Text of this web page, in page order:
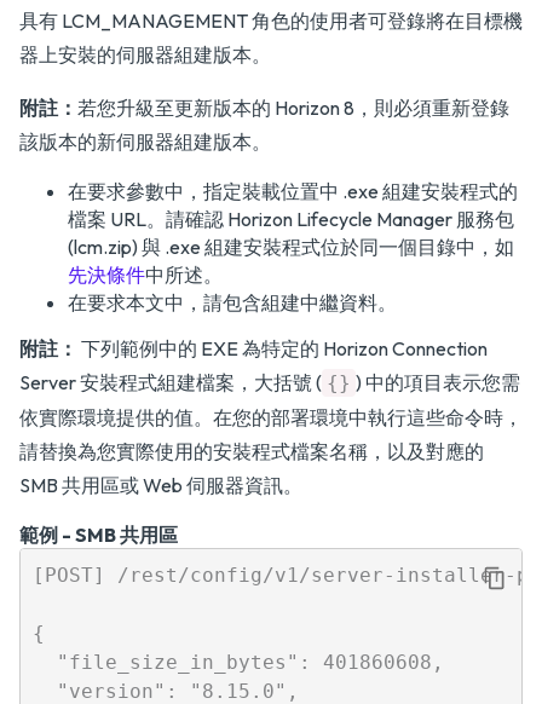
具有 LCM_MANAGEMENT 角色的使用者可登錄將在目標機
器上安裝的伺服器組建版本。
附註： 若您升級至更新版本的 Horizon 8，則必須重新登錄
該版本的新伺服器組建版本。
在要求參數中，指定裝載位置中 .exe 組建安裝程式的
檔案 URL。請確認 Horizon Lifecycle Manager 服務包
(lcm.zip) 與 .exe 組建安裝程式位於同一個目錄中，如
先決條件中所述。
在要求本文中，請包含組建中繼資料。
附註： 下列範例中的 EXE 為特定的 Horizon Connection
Server 安裝程式組建檔案，大括號 ( {} ) 中的項目表示您需
依實際環境提供的值。在您的部署環境中執行這些命令時，
請替換為您實際使用的安裝程式檔案名稱，以及對應的
SMB 共用區或 Web 伺服器資訊。
範例 - SMB 共用區
[POST] /rest/config/v1/server-installer-
{
  "file_size_in_bytes": 401860608,
  "version": "8.15.0",